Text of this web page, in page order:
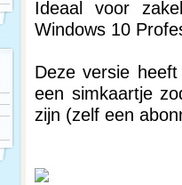
Ideaal voor
Windows 10
Deze versie
een simkaartje
zijn (zelf een